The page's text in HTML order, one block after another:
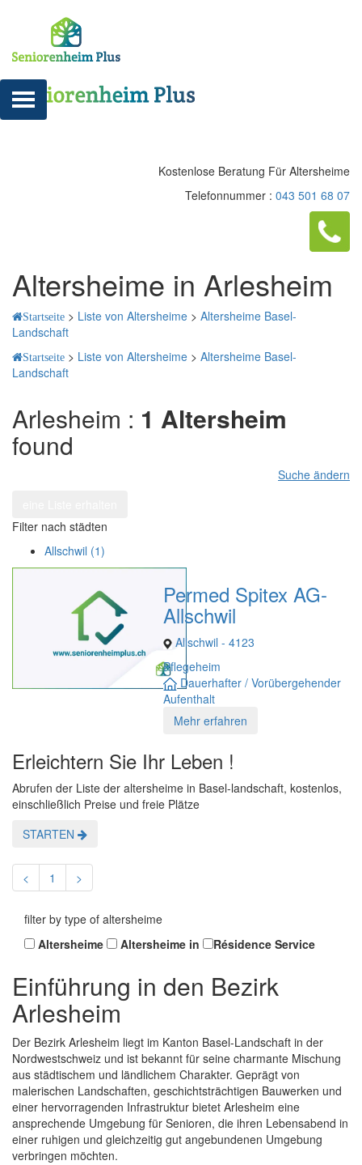
Kostenlose Beratung Für Altersheime
Telefonnummer : 043 501 68 07
Altersheime in Arlesheim
Startseite > Liste von Altersheime > Altersheime Basel-
Landschaft
Startseite > Liste von Altersheime > Altersheime Basel-
Landschaft
Arlesheim : 1 Altersheim
found
Suche ändern
Filter nach städten
Allschwil (1)
Permed Spitex AG-
Allschwil
Allschwil - 4123
Pflegeheim
Dauerhafter / Vorübergehender
Aufenthalt
Mehr erfahren
Erleichtern Sie Ihr Leben !
Abrufen der Liste der altersheime in Basel-landschaft, kostenlos,
einschließlich Preise und freie Plätze
STARTEN
< 1 >
filter by type of altersheime
Altersheime
Altersheime in Résidence Service
Einführung in den Bezirk
Arlesheim
Der Bezirk Arlesheim liegt im Kanton Basel-Landschaft in der
Nordwestschweiz und ist bekannt für seine charmante Mischung
aus städtischem und ländlichem Charakter. Geprägt von
malerischen Landschaften, geschichtsträchtigen Bauwerken und
einer hervorragenden Infrastruktur bietet Arlesheim eine
ansprechende Umgebung für Senioren, die ihren Lebensabend in
einer ruhigen und gleichzeitig gut angebundenen Umgebung
verbringen möchten.